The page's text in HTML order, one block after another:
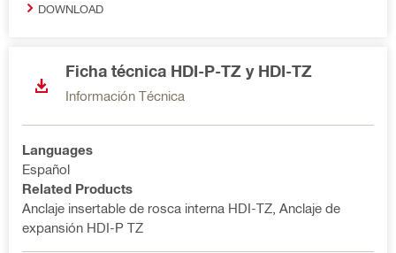
DOWNLOAD
Ficha técnica HDI-P-TZ y HDI-TZ
Información Técnica
Languages
Español
Related Products
Anclaje insertable de rosca interna HDI-TZ, Anclaje de
expansión HDI-P TZ